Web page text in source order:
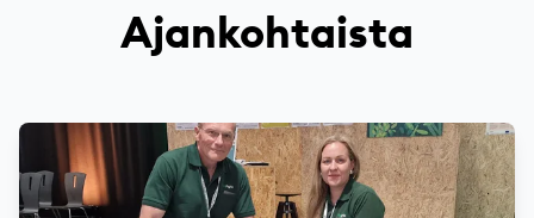
Ajankohtaista